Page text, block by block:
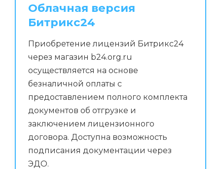
Облачная версия
Битрикс24
Приобретение лицензий Битрикс24
через магазин b24.org.ru
осуществляется на основе
безналичной оплаты с
предоставлением полного комплекта
документов об отгрузке и
заключением лицензионного
договора. Доступна возможность
подписания документации через
ЭДО.